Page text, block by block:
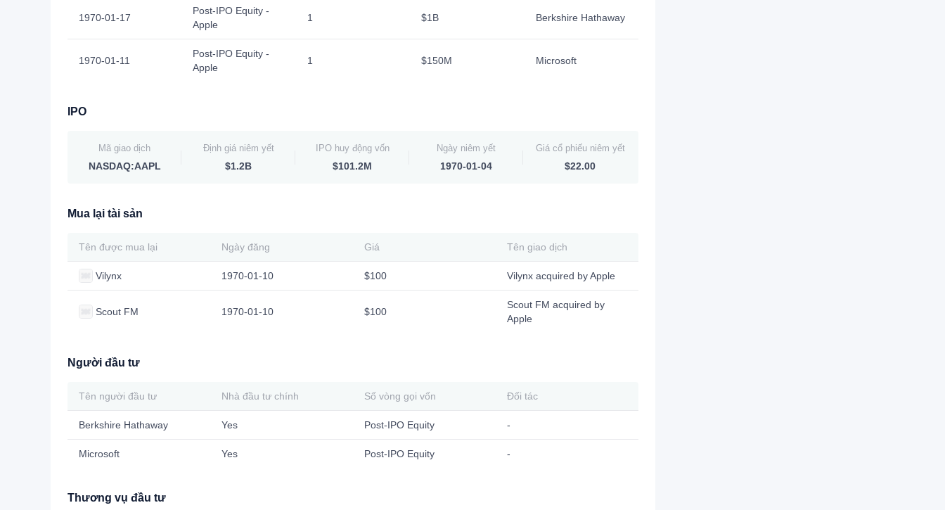
1970-01-17
Post-IPO Equity -
Apple
1 $1B Berkshire Hathaway
1970-01-11
Post-IPO Equity -
Apple
1 $150M Microsoft
IPO
Mã giao dịch
NASDAQ:AAPL
Định giá niêm yết
$1.2B
IPO huy động vốn
$101.2M
Ngày niêm yết
1970-01-04
Giá cổ phiếu niêm yết
$22.00
Mua lại tài sản
Tên được mua lại Ngày đăng Giá Tên giao dịch
Vilynx 1970-01-10 $100 Vilynx acquired by Apple
Scout FM 1970-01-10 $100
Scout FM acquired by
Apple
Người đầu tư
Tên người đầu tư Nhà đầu tư chính Số vòng gọi vốn Đối tác
Berkshire Hathaway Yes Post-IPO Equity -
Microsoft Yes Post-IPO Equity -
Thương vụ đầu tư